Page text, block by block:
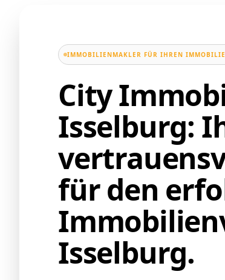
IMMOBILIENMAKLER FÜR IHREN
City
Isselburg:
für den
Isselburg.